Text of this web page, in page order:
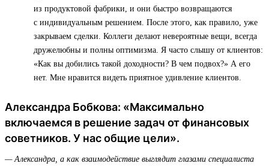
из продуктовой фабрики, и они быстро возвращаются
с индивидуальным решением. После этого, как правило, уже
закрываем сделки. Коллеги делают невероятные вещи, всегда
дружелюбны и полны оптимизма. Я часто слышу от клиентов:
«Как вы добились такой доходности? В чем подвох?» А его
нет. Мне нравится видеть приятное удивление клиентов.
Александра Бобкова: «Максимально
включаемся в решение задач от финансовых
советников. У нас общие цели».
— Александра, а как взаимодействие выглядит глазами специалиста